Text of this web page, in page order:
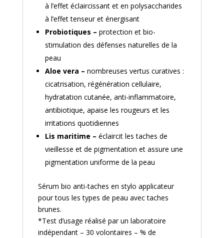
à l’effet éclaircissant et en polysaccharides
à l’effet tenseur et énergisant
Probiotiques – protection et bio-
stimulation des défenses naturelles de la
peau
Aloe vera – nombreuses vertus curatives :
cicatrisation, régénération cellulaire,
hydratation cutanée, anti-inflammatoire,
antibiotique, apaise les rougeurs et les
irritations quotidiennes
Lis maritime – éclaircit les taches de
vieillesse et de pigmentation et assure une
pigmentation uniforme de la peau
Sérum bio anti-taches en stylo applicateur
pour tous les types de peau avec taches
brunes.
*Test d’usage réalisé par un laboratoire
indépendant – 30 volontaires – % de